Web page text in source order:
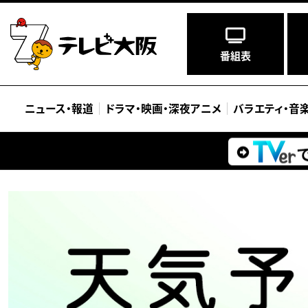
番組表
ニュース・報道 ドラマ・映画・深夜アニメ バラエティ・音